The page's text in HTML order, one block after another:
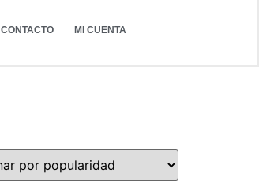
CONTACTO MI CUENTA